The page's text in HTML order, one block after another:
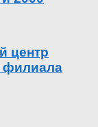
центр
филиала